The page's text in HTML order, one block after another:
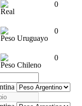
Real
0
Peso Uruguayo
0
Peso Chileno
0